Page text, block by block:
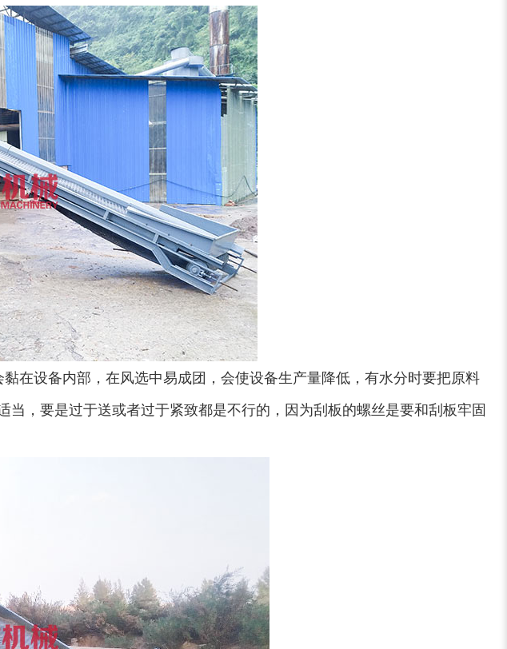
在设备内部，在风选中易成团，会使设备生产量降低，有水分时要把原料
，要是过于送或者过于紧致都是不行的，因为刮板的螺丝是要和刮板牢固